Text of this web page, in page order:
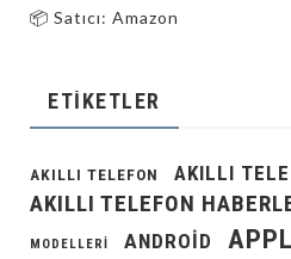
📦 Satıcı: Amazon
ETIKETLER
AKILLI TELEFON AKILLI
AKILLI TELEFON
MODELLERI ANDROID